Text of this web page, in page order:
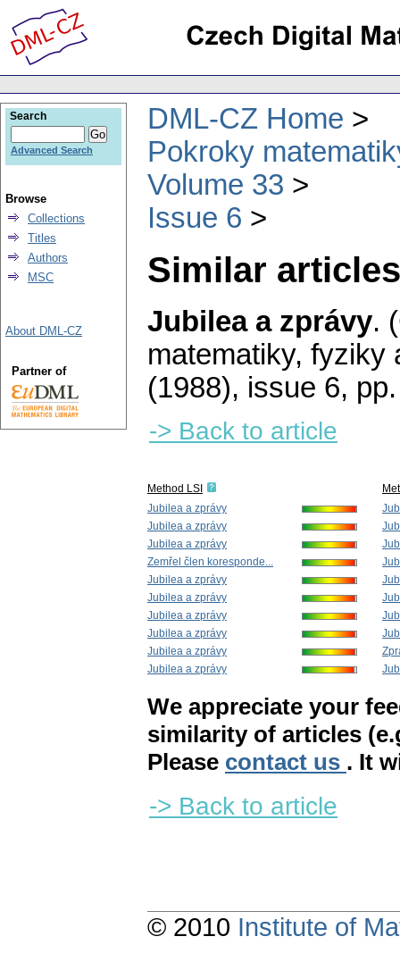
DML-CZ Home
Pokroky
Volume 33
Issue 6
Similar
Jubilea a zprávy.
matematiky, fyziky
(1988), issue 6,
-> Back to article
Method LSI
Jubilea a zprávy
Jubilea a zprávy
Jubilea a zprávy
Zemřel člen koresponde...
Jubilea a zprávy
Jubilea a zprávy
Jubilea a zprávy
Jubilea a zprávy
Jubilea a zprávy
Jubilea a zprávy
We appreciate your
similarity of articles
Please contact us . It
-> Back to article
Search
Advanced Search
Browse
Collections
Titles
Authors
MSC
About DML-CZ
Partner of
© 2010 Institute of